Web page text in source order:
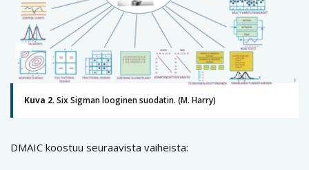
Kuva 2. Six Sigman looginen suodatin. (M. Harry)
DMAIC koostuu seuraavista vaiheista: